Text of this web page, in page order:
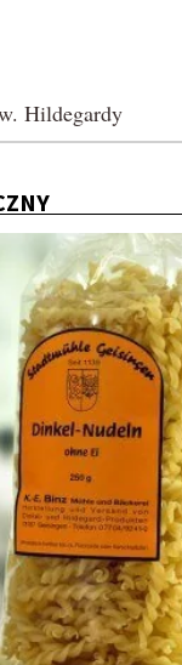
Hildegardy